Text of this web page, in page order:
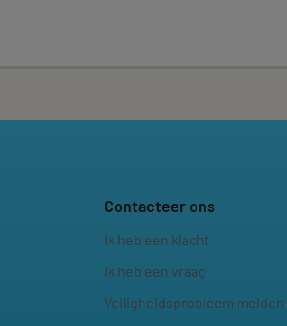
Contacteer ons
Ik heb een klacht
Ik heb een vraag
Veiligheidsprobleem melden